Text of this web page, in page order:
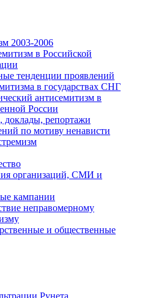
2003-2006
в Российской
тенденции проявлений
в государствах СНГ
антисемитизм в
России
доклады, репортажи
по мотиву ненависти
организаций, СМИ и
кампании
неправомерному
и общественные